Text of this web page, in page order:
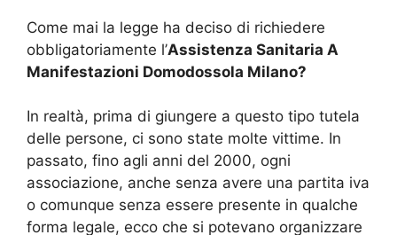
Come mai la legge ha deciso di richiedere
obbligatoriamente l’Assistenza Sanitaria A
Manifestazioni Domodossola Milano?
In realtà, prima di giungere a questo tipo tutela
delle persone, ci sono state molte vittime. In
passato, fino agli anni del 2000, ogni
associazione, anche senza avere una partita iva
o comunque senza essere presente in qualche
forma legale, ecco che si potevano organizzare